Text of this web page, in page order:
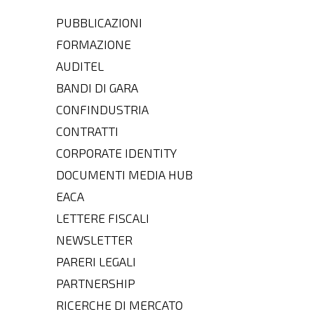
PUBBLICAZIONI
FORMAZIONE
AUDITEL
BANDI DI GARA
CONFINDUSTRIA
CONTRATTI
CORPORATE IDENTITY
DOCUMENTI MEDIA HUB
EACA
LETTERE FISCALI
NEWSLETTER
PARERI LEGALI
PARTNERSHIP
RICERCHE DI MERCATO